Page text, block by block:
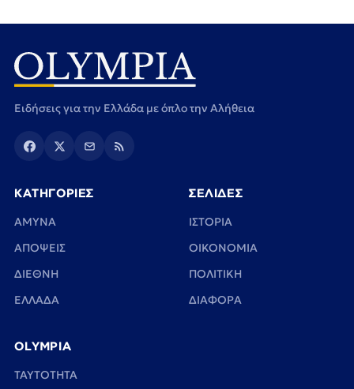
Ειδήσεις για την Ελλάδα με όπλο την Αλήθεια
ΚΑΤΗΓΟΡΙΕΣ
ΑΜΥΝΑ
ΑΠΟΨΕΙΣ
ΔΙΕΘΝΗ
ΕΛΛΑΔΑ
ΣΕΛΙΔΕΣ
ΙΣΤΟΡΙΑ
ΟΙΚΟΝΟΜΙΑ
ΠΟΛΙΤΙΚΗ
ΔΙΑΦΟΡΑ
OLYMPIA
TAYTOTHTA